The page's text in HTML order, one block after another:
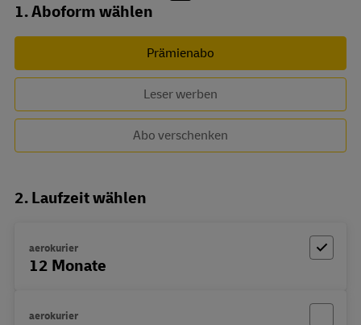
Abo zusammenstellen
1. Aboform wählen
Prämienabo
Leser werben
Abo verschenken
2. Laufzeit wählen
aerokurier
12 Monate
aerokurier